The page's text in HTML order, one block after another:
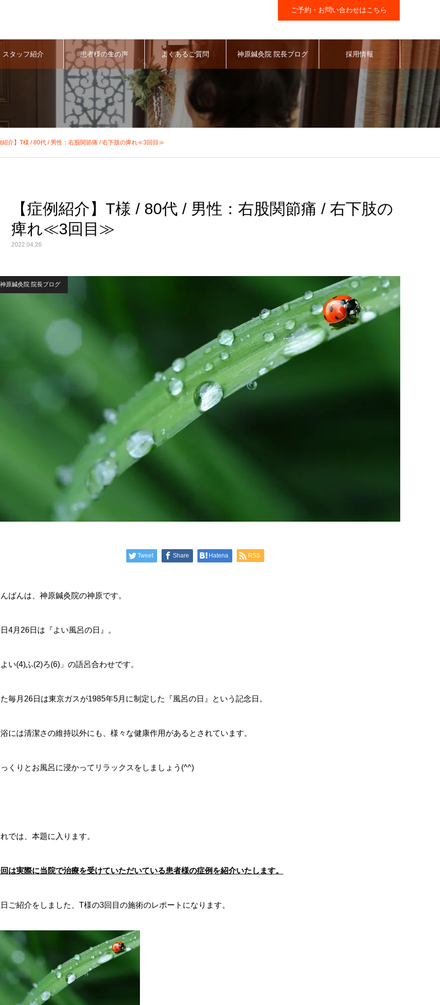
ご予約・お問い合わせはこちら
スタッフ紹介 患者様の生の声 よくあるご質問 神原鍼灸院 院長ブログ 採用情報
紹介】T様 / 80代 / 男性：右股関節痛 / 右下肢の痺れ≪3回目≫
【症例紹介】T様 / 80代 / 男性：右股関節痛 / 右下肢の
痺れ≪3回目≫
2022.04.26
神原鍼灸院 院長ブログ
Tweet Share Hatena RSS
ばんは、神原鍼灸院の神原です。
4月26日は『よい風呂の日』。
い(4)ふ(2)ろ(6)」の語呂合わせです。
毎月26日は東京ガスが1985年5月に制定した『風呂の日』という記念日。
には清潔さの維持以外にも、様々な健康作用があるとされています。
くりとお風呂に浸かってリラックスをしましょう(^^)
では、本題に入ります。
は実際に当院で治療を受けていただいている患者様の症例を紹介いたします。
ご紹介をしました、T様の3回目の施術のレポートになります。